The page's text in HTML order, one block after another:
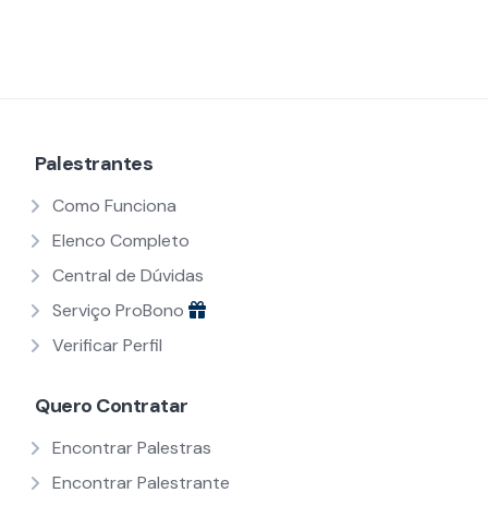
Palestrantes
Como Funciona
Elenco Completo
Central de Dúvidas
Serviço ProBono
Verificar Perfil
Quero Contratar
Encontrar Palestras
Encontrar Palestrante